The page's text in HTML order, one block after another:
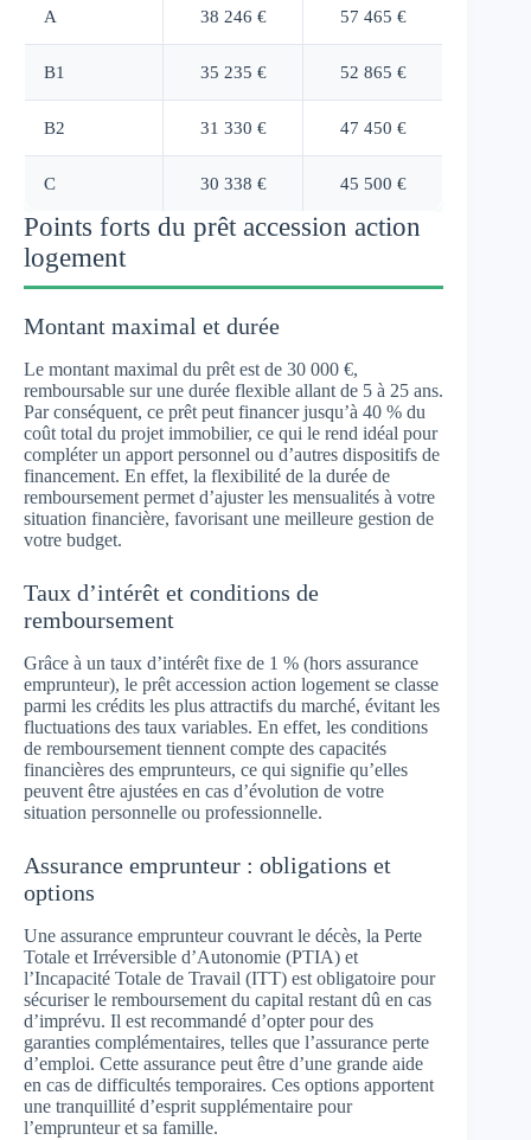
A 38 246 € 57 465 €
B1 35 235 € 52 865 €
B2 31 330 € 47 450 €
C 30 338 € 45 500 €
Points forts du prêt accession action
logement
Montant maximal et durée
Le montant maximal du prêt est de 30 000 €,
remboursable sur une durée flexible allant de 5 à 25 ans.
Par conséquent, ce prêt peut financer jusqu’à 40 % du
coût total du projet immobilier, ce qui le rend idéal pour
compléter un apport personnel ou d’autres dispositifs de
financement. En effet, la flexibilité de la durée de
remboursement permet d’ajuster les mensualités à votre
situation financière, favorisant une meilleure gestion de
votre budget.
Taux d’intérêt et conditions de
remboursement
Grâce à un taux d’intérêt fixe de 1 % (hors assurance
emprunteur), le prêt accession action logement se classe
parmi les crédits les plus attractifs du marché, évitant les
fluctuations des taux variables. En effet, les conditions
de remboursement tiennent compte des capacités
financières des emprunteurs, ce qui signifie qu’elles
peuvent être ajustées en cas d’évolution de votre
situation personnelle ou professionnelle.
Assurance emprunteur : obligations et
options
Une assurance emprunteur couvrant le décès, la Perte
Totale et Irréversible d’Autonomie (PTIA) et
l’Incapacité Totale de Travail (ITT) est obligatoire pour
sécuriser le remboursement du capital restant dû en cas
d’imprévu. Il est recommandé d’opter pour des
garanties complémentaires, telles que l’assurance perte
d’emploi. Cette assurance peut être d’une grande aide
en cas de difficultés temporaires. Ces options apportent
une tranquillité d’esprit supplémentaire pour
l’emprunteur et sa famille.